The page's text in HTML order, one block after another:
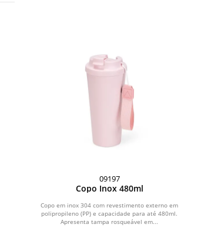
09197
Copo Inox 480ml
Copo em inox 304 com revestimento externo em
polipropileno (PP) e capacidade para até 480ml.
Apresenta tampa rosqueável em...